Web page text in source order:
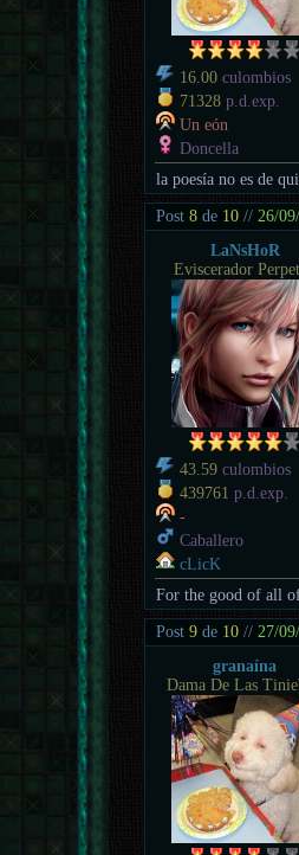
16.00 culombios
71328 p.d.exp.
Un eón
Doncella
la poesía no es de
Post8 de 10 //26/
LaNsHoR
Eviscerador
43.59 culombios
439761 p.d.exp.
-
Caballero
cLicK
For the good of all
Post9 de 10 // 27/
granaína
Dama De Las